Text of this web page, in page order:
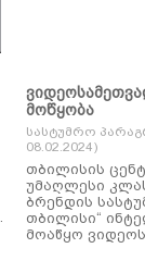
მოწყობა
სასტუმრო
08.02.2024)
თბილისის
უმაღლესი
ბრენდის
თბილისი“
მოაწყო